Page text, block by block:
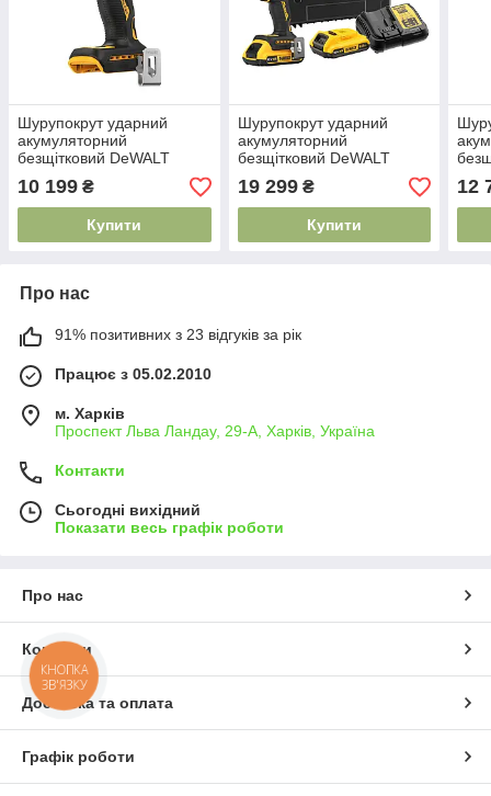
Шурупокрут ударний
акумуляторний
безщітковий DeWALT
DCF850N
10 199 ₴
Купити
Шурупокрут ударний
акумуляторний
безщітковий DeWALT
DCF850D2T
19 299₴
Купити
12
Про нас
91% позитивних з 23 відгуків за рік
Працює з 05.02.2010
м. Харків
Проспект Льва Ландау, 29-А, Харків, Україна
Контакти
Сьогодні вихідний
Показати весь графік роботи
Про нас
Контакти
Доставка та оплата
Графік роботи
КНОПКА
ЗВ'ЯЗКУ